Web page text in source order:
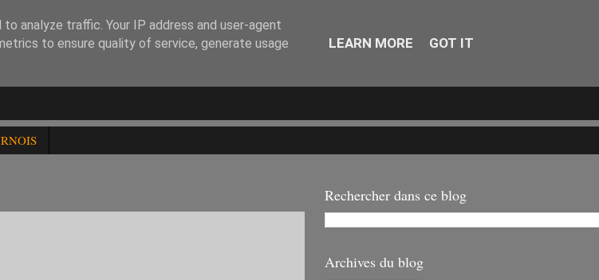
Rechercher dans ce blog
Archives du blog
analyze traffic. Your IP address and user-agent
to ensure quality of service, generate usage
LEARN MORE GOT IT